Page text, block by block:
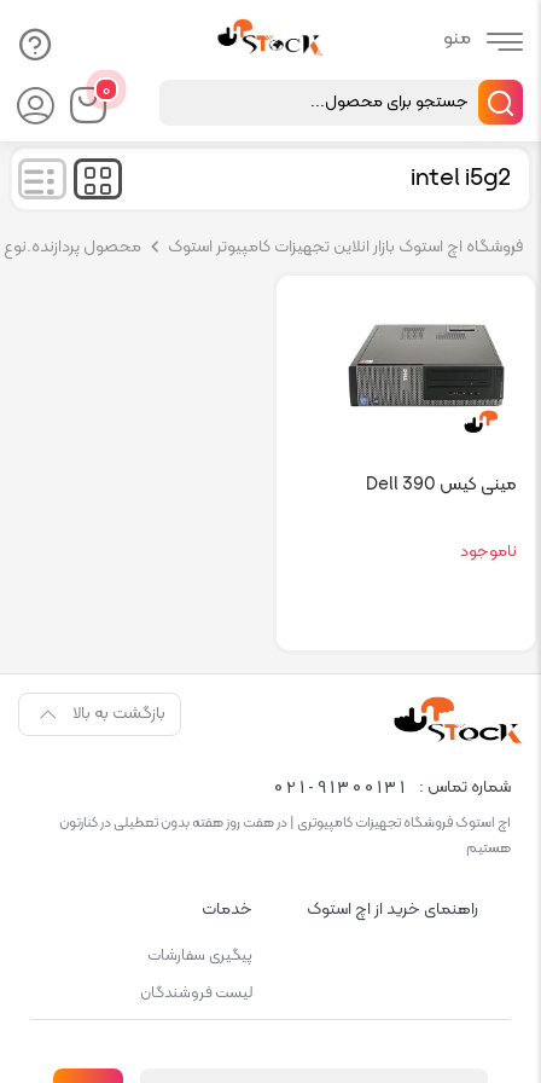
۰
Products
search
intel i5g2
فروشگاه اچ استوک بازار انلاین تجهیزات کامپیوتر استوک محصول پردازنده.نوع
مینی کیس Dell 390
ناموجود
بازگشت به بالا
شماره تماس : 021-91300131
اچ استوک فروشگاه تجهیزات کامپیوتری | در هفت روز هفته بدون تعطیلی در کنارتون
هستیم
راهنمای خرید از اچ استوک خدمات
پیگیری سفارشات
لیست فروشندگان